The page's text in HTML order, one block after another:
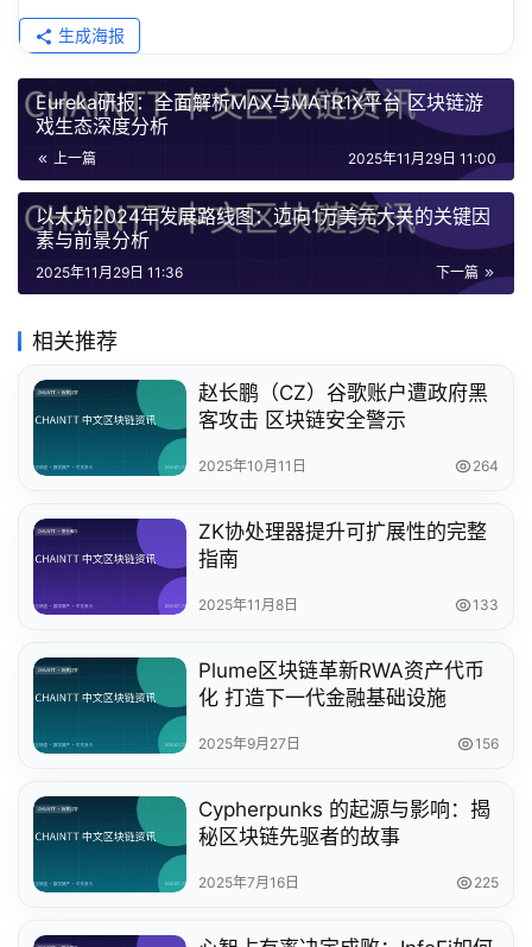
生成海报
Eureka研报：全面解析MAX与MATR1X平台 区块链游
戏生态深度分析
上一篇 2025年11月29日 11:00
以太坊2024年发展路线图：迈向1万美元大关的关键因
素与前景分析
下一篇
2025年11月29日 11:36
相关推荐
赵长鹏（CZ）谷歌账户遭政府黑
客攻击 区块链安全警示
2025年10月11日 264
ZK协处理器提升可扩展性的完整
指南
2025年11月8日 133
Plume区块链革新RWA资产代币
化 打造下一代金融基础设施
2025年9月27日 156
Cypherpunks 的起源与影响：揭
秘区块链先驱者的故事
2025年7月16日 225